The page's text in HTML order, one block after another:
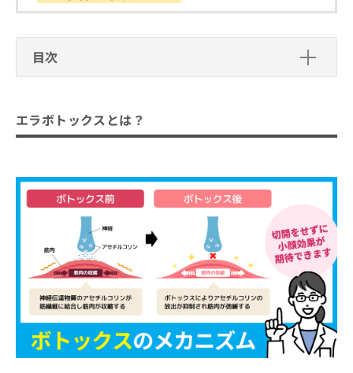
目次
エラボトックスを受けるクリニックを
選ぶ際にチェックする4つのポイント
などの解説あり！
すすめのクリニック10選
あいち栄クリニック
エースクリニック 名古屋院
水の森美容クリニック 名古屋院
共立美容外科 名古屋院
ウェルネスビューティクリニック 名古屋院
TCB東京中央美容外科 名古屋栄院
湘南美容皮フ科 栄矢場町院
エラボトックスとは？
修
ち
そ
の
お
問
し
こ